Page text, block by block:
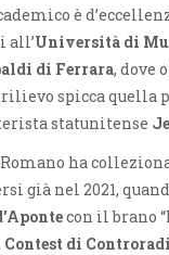
è
all’Università di
di Ferrara, dove
spicca quella
statunitense
ha
già nel 2021,
con il brano
Contest di